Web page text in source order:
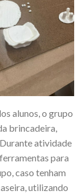
alunos, o grupo
brincadeira,
atividade
para
caso tenham
utilizando